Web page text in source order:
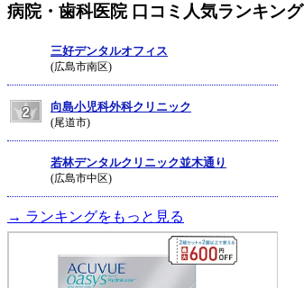
病院・歯科医院 口コミ人気ランキング
三好デンタルオフィス
(広島市南区)
向島小児科外科クリニック
(尾道市)
若林デンタルクリニック並木通り
(広島市中区)
→ ランキングをもっと見る